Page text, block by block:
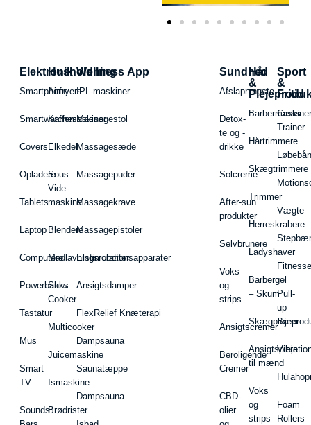
Elektronik
Smartphone
Smartwatches
Covers
Opladere
Tablets
Laptop
Computere
Powerbanks
Tastatur
Mus
Smart
TV
Sounds
Husholdning
Airfryers
Kaffemaskiner
Elkedel
Sous
Vide-
maskine
Blendere
Madlavningsrobotter
Slow
Cooker
Multicooker
Juicemaskine
Ismaskine
Brødrister
Wellness App
IPL-maskiner
Massagestol
Massagesæde
Massagepuder
Massagekrave
Massagepistoler
Elstimulationsapparater
Ansigtsdamper
FlexRelief Knæterapi
Dampsauna
Saunatæppe
Dampsauna
Sundhed
Afslapningste
Detox-
te og -
drikke
Solcreme
After-sun
produkter
Selvbrunere
Voks
og
strips
Ansigtscremer
Beroligende
Cremer
CBD-
olier
Hår
&
Hårtrimmere
Skægtrimmere
Trimmer
Herreskrabere
Ladyshaver
Barbergel
– Skum
Ansigtspleje
til mænd
Voks
og
strips
Sport
&
Fritid
Cross
Trainer
Vægte
Pull-
up
Barer
Foam
Rollers